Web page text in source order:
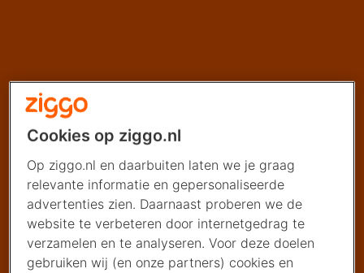
Cookies op ziggo.nl
Op ziggo.nl en daarbuiten laten we je graag
relevante informatie en gepersonaliseerde
advertenties zien. Daarnaast proberen we de
website te verbeteren door internetgedrag te
verzamelen en te analyseren. Voor deze doelen
gebruiken wij (en onze partners) cookies en